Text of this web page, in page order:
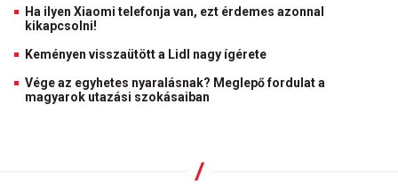
Ha ilyen Xiaomi telefonja van, ezt érdemes azonnal
kikapcsolni!
Keményen visszaütött a Lidl nagy ígérete
Vége az egyhetes nyaralásnak? Meglepő fordulat a
magyarok utazási szokásaiban